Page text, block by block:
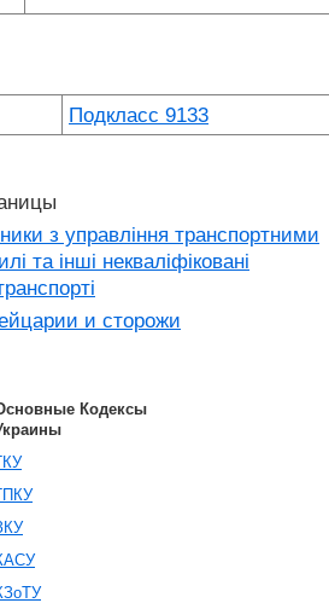
Подкласс 9133
з управління транспортними
та інші некваліфіковані
и сторожи
Кодексы